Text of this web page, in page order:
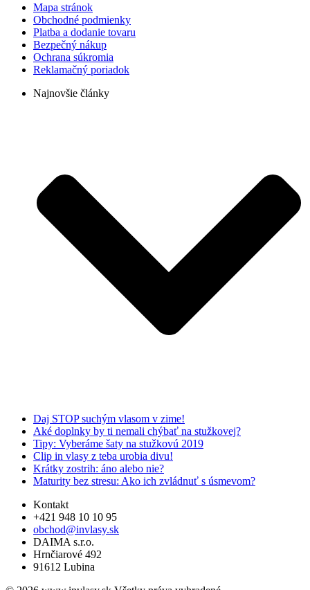
Mapa stránok
Obchodné podmienky
Platba a dodanie tovaru
Bezpečný nákup
Ochrana súkromia
Reklamačný poriadok
Najnovšie články
Daj STOP suchým vlasom v zime!
Aké doplnky by ti nemali chýbať na stužkovej?
Tipy: Vyberáme šaty na stužkovú 2019
Clip in vlasy z teba urobia divu!
Krátky zostrih: áno alebo nie?
Maturity bez stresu: Ako ich zvládnuť s úsmevom?
Kontakt
+421 948 10 10 95
obchod@invlasy.sk
DAIMA s.r.o.
Hrnčiarové 492
91612 Lubina